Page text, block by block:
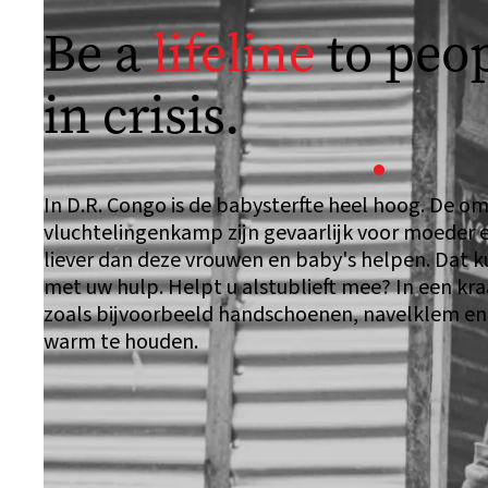
Be alifelineto
in crisis.
In D.R. Congo is de babysterfte heel hoog. De
vluchtelingenkamp zijn gevaarlijk voor moeder
liever dan deze vrouwen en baby's helpen. Dat
met uw hulp. Helpt u alstublieft mee? In een
zoals bijvoorbeeld handschoenen, navelklem
warm te houden.